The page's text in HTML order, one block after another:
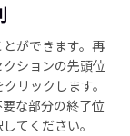
ができます。再
ションの先頭位
リックします。
な部分の終了位
てください。